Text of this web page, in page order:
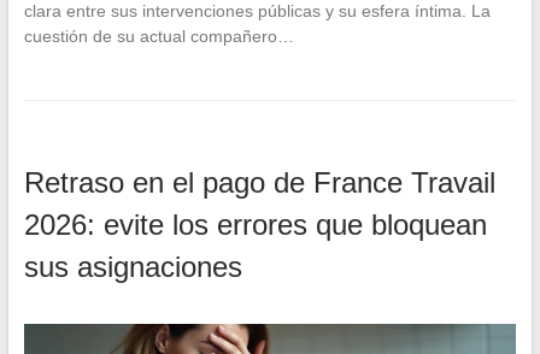
clara entre sus intervenciones públicas y su esfera íntima. La
cuestión de su actual compañero…
Retraso en el pago de France Travail
2026: evite los errores que bloquean
sus asignaciones